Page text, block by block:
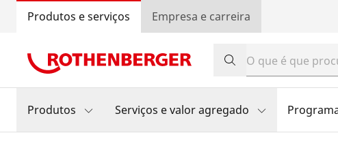
Produtos e serviços Empresa e carreira
Produtos Serviços e valor agregado